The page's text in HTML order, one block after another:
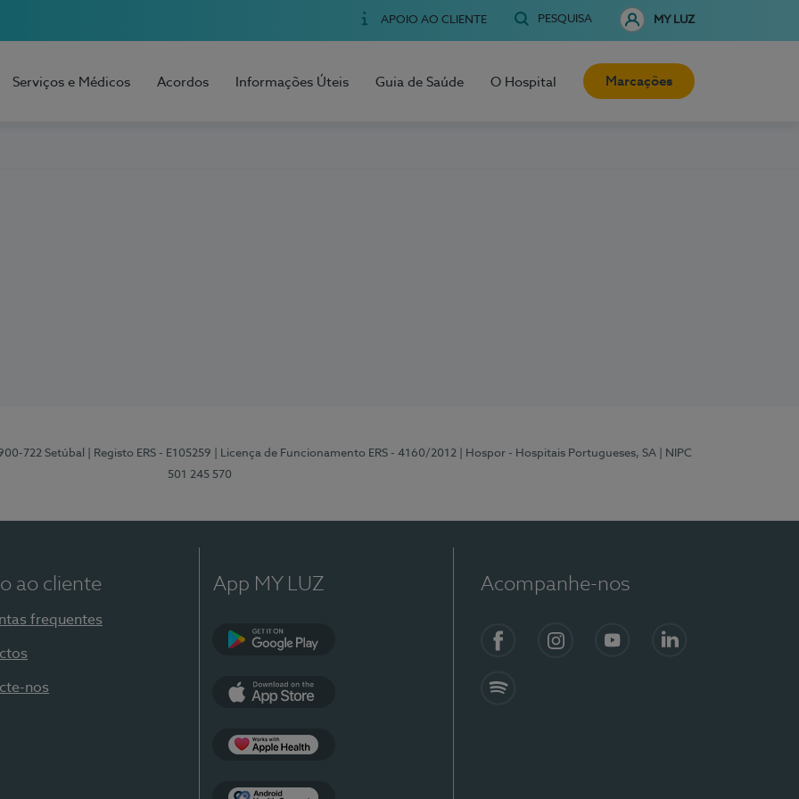
APOIO AO CLIENTE PESQUISA MY LUZ
Serviços e Médicos Acordos Informações Úteis Guia de Saúde O Hospital Marcações
722 Setúbal | Registo ERS - E105259 | Licença de Funcionamento ERS - 4160/2012 | Hospor - Hospitais Portugueses, SA
| NIPC
501 245 570
ao cliente
frequentes
nos
App MY LUZ Acompanhe-nos